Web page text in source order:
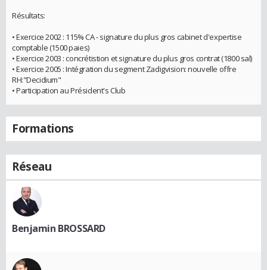
Résultats:
• Exercice 2002 : 115% CA - signature du plus gros cabinet d'expertise
comptable (1500 paies)
• Exercice 2003 : concrétistion et signature du plus gros contrat (1800 sal)
• Exercice 2005 : Intégration du segment Zadigvision: nouvelle offre
RH:"Decidium"
• Participation au Président's Club
Formations
Réseau
Benjamin BROSSARD